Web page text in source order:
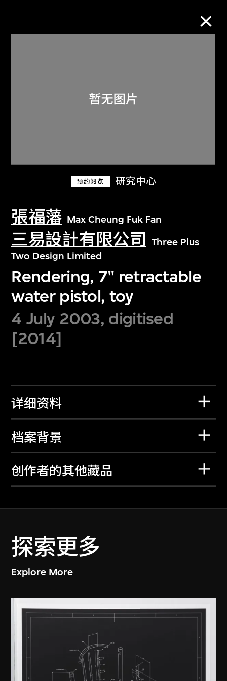
预约阅览 研究中心
張福藩 Max Cheung Fuk Fan
三易設計有限公司
Three Plus
Two Design Limited
Rendering, 7" retractable
water pistol, toy
4 July 2003, digitised
[2014]
详细资料
档案背景
创作者的其他藏品
探索更多
Explore More
关于M+藏品
探索世界顶级的二十及二十一世纪视觉
文化藏品。